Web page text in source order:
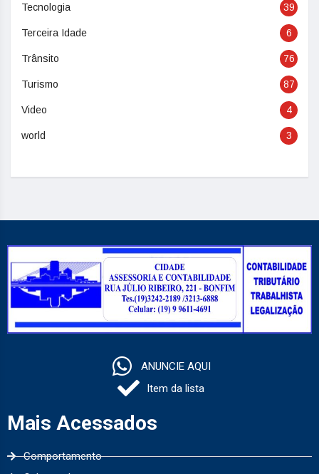
Tecnologia 39
Terceira Idade 6
Trânsito 76
Turismo 87
Video 4
world 3
ANUNCIE AQUI
Item da lista
Mais Acessados
Comportamento